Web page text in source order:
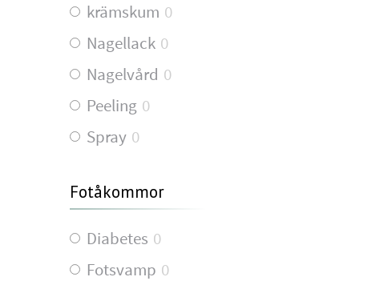
krämskum 0
Nagellack 0
Nagelvård 0
Peeling 0
Spray 0
Fotåkommor
Diabetes 0
Fotsvamp 0